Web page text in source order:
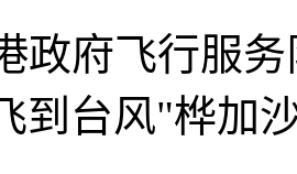
政府飞行服
到台风"桦加